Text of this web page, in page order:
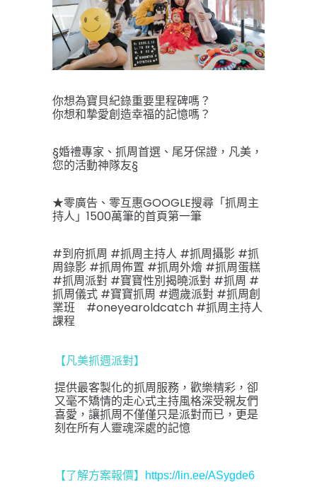
你想為寶貝紀錄重要里程碑嗎？
你想和摯愛創造幸福的記憶嗎？
§婚禮專家、抓周首選、尾牙保證，凡美，
您的活動神隊友§
★零廣告、零互惠GOOGLE搜尋「抓周主
持人」1500萬筆的首頁第一筆
#到府抓周 #抓周主持人 #抓周攝影 #抓
周錄影 #抓周佈置 #抓周外燴 #抓周蛋糕
#抓周派對 #寶寶性別揭曉派對 #抓周 #
抓周儀式 #寶寶抓周 #週歲派對 #抓周創
業班　#oneyearoldcatch #抓周主持人
課程
【凡美抓週派對】
提供最客製化的抓周服務，歡樂精彩，卻
又毫不矯情的走心式主持風格深受親友們
喜愛，讓抓周不僅僅只是派對而已，更是
刻在所有人靈魂深處的記憶
【了解方案報價】 https://lin.ee/ASygde6